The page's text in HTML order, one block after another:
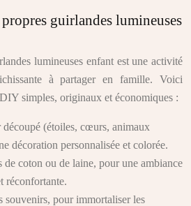
guirlandes lumineuses
lumineuses enfant est une activité
à partager en famille. Voici
simples, originaux et économiques :
(étoiles, cœurs, animaux
décoration personnalisée et colorée.
de coton ou de laine, pour une ambiance
réconfortante.
souvenirs, pour immortaliser les